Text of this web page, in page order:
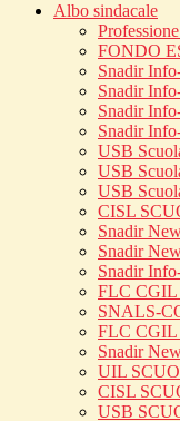
Albo sindacale
FONDO
Snadir
Snadir
Snadir
Snadir
USB
USB
USB
CISL
Snadir
Snadir
Snadir
FLC CGIL
SNALS-
FLC CGIL
Snadir
UIL
CISL
USB